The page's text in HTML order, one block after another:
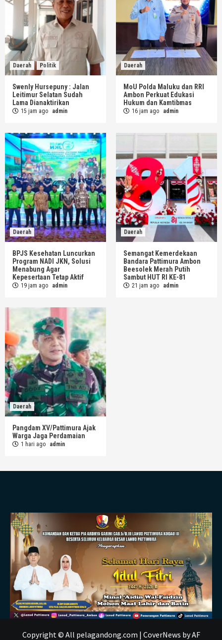
Daerah Politik
Swenly Hursepuny : Jalan
Leitimur Selatan Sudah
Lama Dianaktirikan
15 jam ago admin
Daerah
MoU Polda Maluku dan RRI
Ambon Perkuat Edukasi
Hukum dan Kamtibmas
16 jam ago admin
Daerah
BPJS Kesehatan Luncurkan
Program NADI JKN, Solusi
Menabung Agar
Kepesertaan Tetap Aktif
19 jam ago admin
Daerah
Semangat Kemerdekaan
Bandara Pattimura Ambon
Beesolek Merah Putih
Sambut HUT RI KE-81
21 jam ago admin
Daerah
Pangdam XV/Pattimura Ajak
Warga Jaga Perdamaian
1 hari ago admin
Copyright © All pelagandong.com | CoverNews by AF